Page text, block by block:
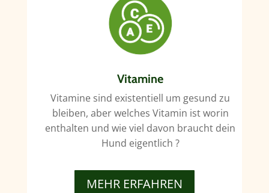
Vitamine
Vitamine sind existentiell um gesund zu
bleiben, aber welches Vitamin ist worin
enthalten und wie viel davon braucht dein
Hund eigentlich ?
MEHR ERFAHREN